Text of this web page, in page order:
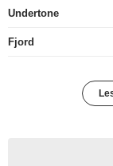
Undertone
Fjord